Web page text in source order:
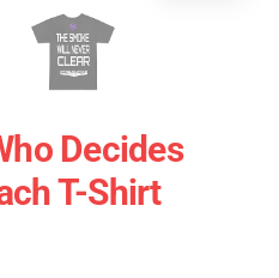
Decides
T-Shirt